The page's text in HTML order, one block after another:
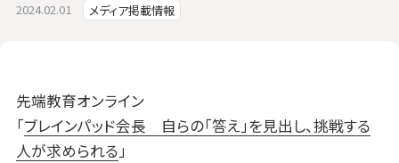
2024.02.01 メディア掲載情報
先端教育オンライン
「ブレインパッド会長 自らの「答え」を見出し、挑戦する
人が求められる」